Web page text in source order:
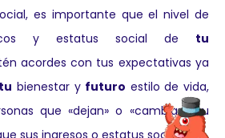
es importante que el nivel de
y estatus social de tu
acordes con tus expectativas ya
tu bienestar y futuro estilo de vida,
que «dejan» o «cambian» su
sus ingresos o estatus social.